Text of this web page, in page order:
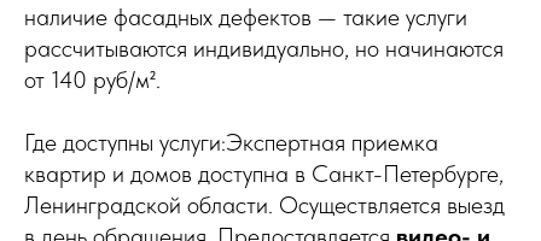
наличие фасадных дефектов — такие услуги
рассчитываются индивидуально, но начинаются
от 140 руб/м².
Где доступны услуги:Экспертная приемка
квартир и домов доступна в Санкт-Петербурге,
Ленинградской области. Осуществляется выезд